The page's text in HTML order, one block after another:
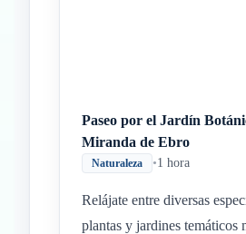
Paseo por el Jardín
Miranda de Ebro
Naturaleza •1 hora
Relájate entre diversas
plantas y jardines temáticos